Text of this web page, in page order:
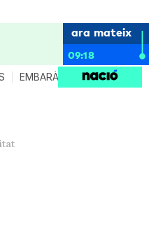
ara mateix
09:18
EMBARÀS CRIANÇA